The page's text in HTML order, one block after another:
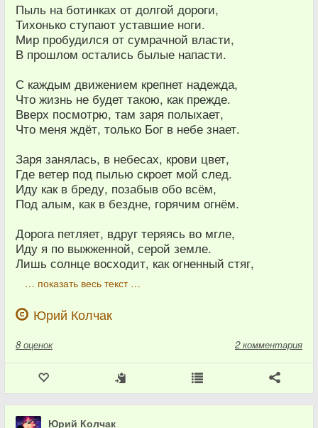
Пыль на ботинках от долгой дороги,
Тихонько ступают уставшие ноги.
Мир пробудился от сумрачной власти,
В прошлом остались былые напасти.
С каждым движением крепнет надежда,
Что жизнь не будет такою, как прежде.
Вверх посмотрю, там заря полыхает,
Что меня ждёт, только Бог в небе знает.
Заря занялась, в небесах, крови цвет,
Где ветер под пылью скроет мой след.
Иду как в бреду, позабыв обо всём,
Под алым, как в бездне, горячим огнём.
Дорога петляет, вдруг теряясь во мгле,
Иду я по выжженной, серой земле.
Лишь солнце восходит, как огненный стяг,
… показать весь текст …
Юрий Колчак
8 оценок 2 комментария
Юрий Колчак